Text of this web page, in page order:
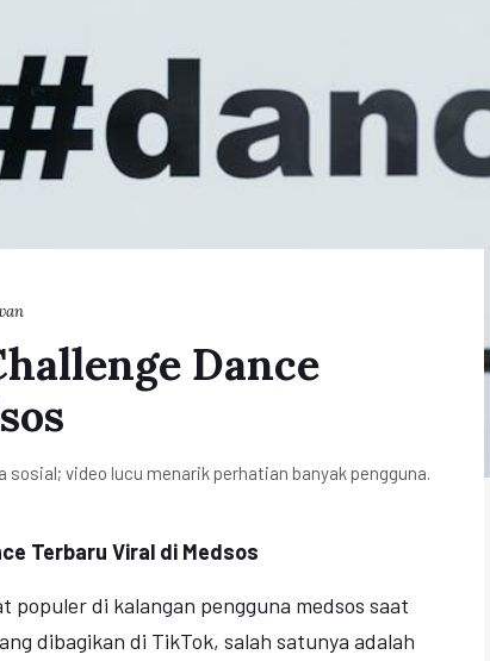
Dance
video lucu menarik perhatian banyak pengguna.
Terbaru Viral di Medsos
populer di kalangan pengguna medsos saat
dibagikan di TikTok, salah satunya adalah